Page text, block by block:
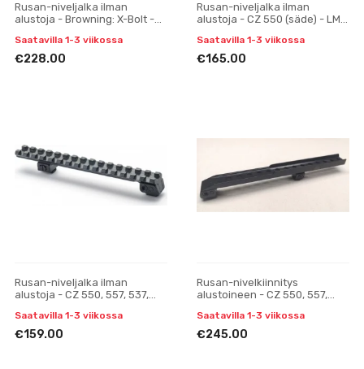
Rusan-niveljalka ilman
alustoja - Browning: X-Bolt -
yksiosainen
Saatavilla 1-3 viikossa
€228.00
Rusan-niveljalka ilman
alustoja - CZ 550 (säde) - LM-
Saatavilla 1-3 viikossa
€165.00
Rusan-niveljalka ilman
alustoja - CZ 550, 557, 537,
prisma) - Picatinny-ki
Saatavilla 1-3 viikossa
€159.00
Rusan-nivelkiinnitys
alustoineen - CZ 550, 557,
prisma) - Pulsar Digi
Saatavilla 1-3 viikossa
€245.00